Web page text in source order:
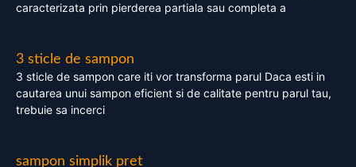
caracterizata prin pierderea partiala sau completa a
3 sticle de sampon
3 sticle de sampon care iti vor transforma parul Daca esti in
cautarea unui sampon eficient si de calitate pentru parul tau,
trebuie sa incerci
sampon simplik pret